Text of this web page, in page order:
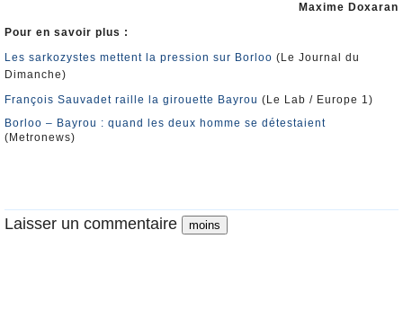
Maxime Doxaran
Pour en savoir plus :
Les sarkozystes mettent la pression sur Borloo (Le Journal du
Dimanche)
François Sauvadet raille la girouette Bayrou (Le Lab / Europe 1)
Borloo – Bayrou : quand les deux homme se détestaient
(Metronews)
Laisser un commentaire